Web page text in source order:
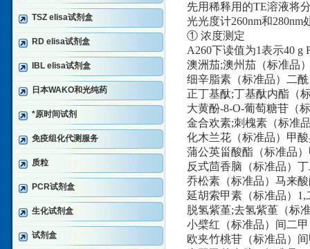
TSZ elisa试剂盒
RD elisa试剂盒
IBL elisa试剂盒
日本WAKO和光纯药
*原时间试剂
免疫组化代测服务
质粒
PCR试剂盒
生化试剂盒
试剂盒
先用稀释用的TE溶液将
光光度计260nm和
① 浓度测定
A260下读值为1表示40 g
澳洲茄;澳州茄（标准品
细辛脂素（标准品）二酰
正丁基酞;丁基酞内酯（
大黄酚-8-O-葡萄糖苷（
金合欢素;刺槐素（标准
化木兰花（标准品）甲
蒲公英甾酸酯（标准品
反式茴香脑（标准品）
乔松素（标准品）马来
延胡索甲素（标准品）1,
脱氢紫堇;去氢紫堇（标
小檗红（标准品）间二甲
欧夹竹桃苷（标准品）